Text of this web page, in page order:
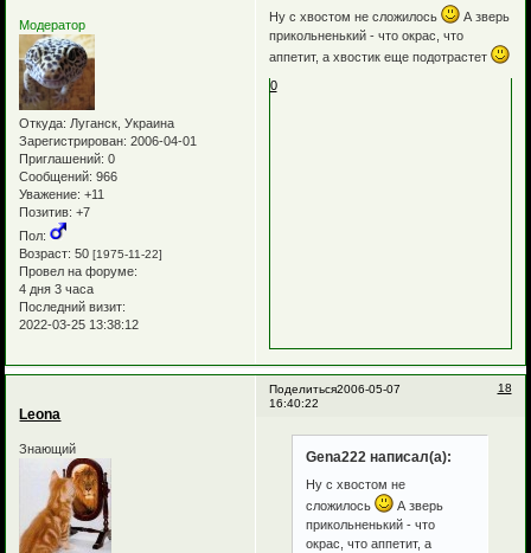
Модератор
Откуда: Луганск, Украина
Зарегистрирован: 2006-04-01
Приглашений: 0
Сообщений: 966
Уважение: +11
Позитив: +7
Пол:
Возраст: 50[1975-11-22]
Провел на форуме:
4 дня 3 часа
Последний визит:
2022-03-25 13:38:12
Ну с хвостом не сложилось
А зверь
прикольненький - что окрас, что
аппетит, а хвостик еще подотрастет
0
Поделиться 18
2006-05-07
16:40:22
Leona
Знающий Gena222 написал(а):
Ну с хвостом не
сложилось
А зверь
прикольненький - что
окрас, что аппетит, а